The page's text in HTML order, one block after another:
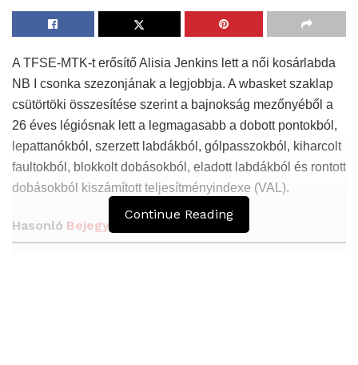
A TFSE-MTK-t erősítő Alisia Jenkins lett a női kosárlabda
NB I csonka szezonjának a legjobbja. A wbasket szaklap
csütörtöki összesítése szerint a bajnokság mezőnyéből a
26 éves légiósnak lett a legmagasabb a dobott pontokból,
lepattanókból, szerzett labdákból, gólpasszokból, kiharcolt
faultokból, blokkolt dobásokból, eladott labdákból és rontott
dobásokból kiszámított teljesítményindexe (VAL).
Hasonló Bejegyzések
Continue Reading